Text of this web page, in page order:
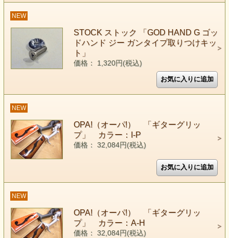
NEW
STOCK ストック 「GOD HAND G ゴッ
ドハンド ジー ガンタイプ取りつけキッ
ト」
価格： 1,320円(税込)
NEW
OPA!（オーパ!） 「ギターグリッ
プ」 カラー：I-P
価格： 32,084円(税込)
NEW
OPA!（オーパ!） 「ギターグリッ
プ」 カラー：A-H
価格： 32,084円(税込)